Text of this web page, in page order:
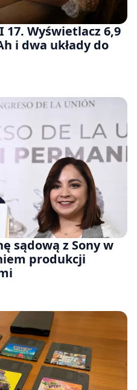
17. Wyświetlacz 6,9
i dwa układy do
sądową z Sony w
produkcji